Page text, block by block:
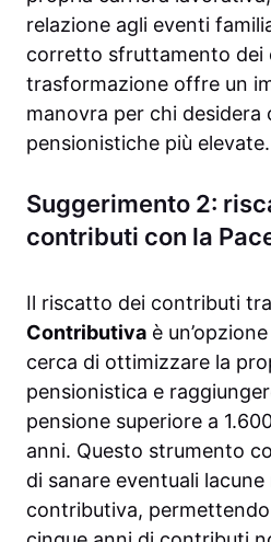
relazione agli eventi
corretto sfruttamento dei
trasformazione offre un
manovra per chi
pensionistiche più elevate.
Suggerimento 2:
contributi con la
Il riscatto dei contributi
Contributiva è
cerca di ottimizzare la
pensionistica e
pensione superiore a
anni. Questo strumento
di sanare eventuali
contributiva,